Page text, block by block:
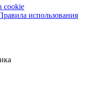
cookie
использования